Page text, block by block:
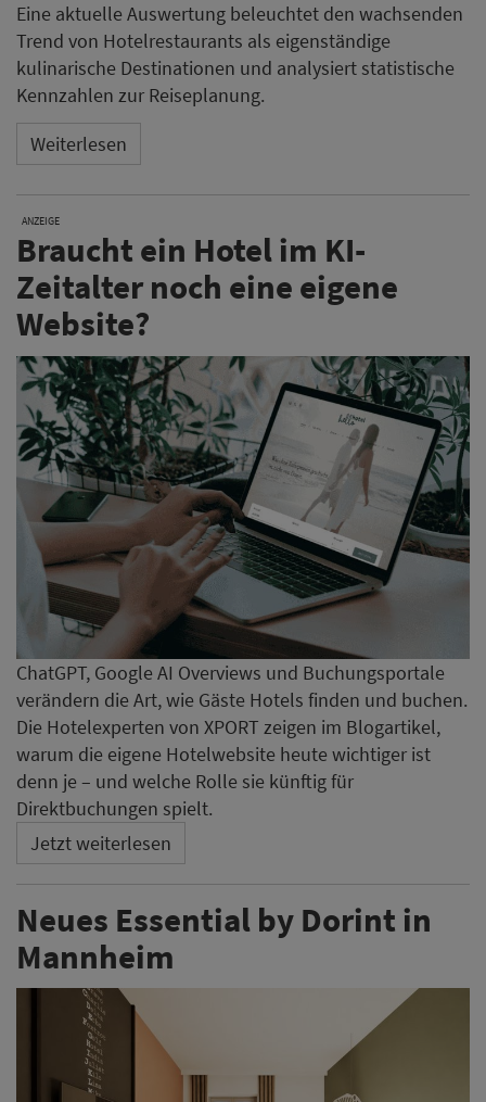
Eine aktuelle Auswertung beleuchtet den wachsenden
Trend von Hotelrestaurants als eigenständige
kulinarische Destinationen und analysiert statistische
Kennzahlen zur Reiseplanung.
Weiterlesen
ANZEIGE
Braucht ein Hotel im KI-
Zeitalter noch eine eigene
Website?
ChatGPT, Google AI Overviews und Buchungsportale
verändern die Art, wie Gäste Hotels finden und buchen.
Die Hotelexperten von XPORT zeigen im Blogartikel,
warum die eigene Hotelwebsite heute wichtiger ist
denn je – und welche Rolle sie künftig für
Direktbuchungen spielt.
Jetzt weiterlesen
Neues Essential by Dorint in
Mannheim